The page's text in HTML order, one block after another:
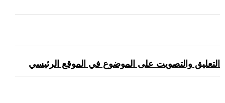
التعليق والتصويت على الموضوع في الموقع الرئيسي